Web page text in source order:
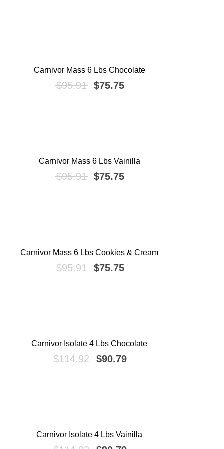
Carnivor Mass 6 Lbs Chocolate
$95.91 El precio original era: $95.91.
$75.75El precio actual es:
Carnivor Mass 6 Lbs Vainilla
$95.91 El precio original era: $95.91.
$75.75El precio actual es:
Carnivor Mass 6 Lbs Cookies & Cream
$95.91 El precio original era: $95.91.
$75.75El precio actual es:
Carnivor Isolate 4 Lbs Chocolate
$114.92 El precio original era:
$90.79El precio actual es:
Carnivor Isolate 4 Lbs Vainilla